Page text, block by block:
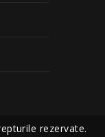
rezervate.